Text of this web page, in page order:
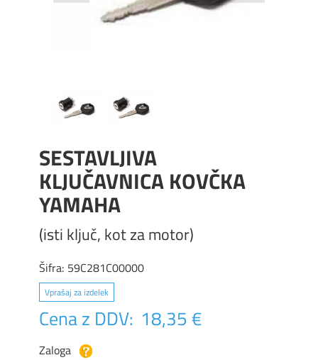
SESTAVLJIVA
KLJUČAVNICA KOVČKA
YAMAHA
(isti ključ, kot za motor)
Šifra: 59C281C00000
Vprašaj za izdelek
Cena z DDV: 18,35 €
Zaloga